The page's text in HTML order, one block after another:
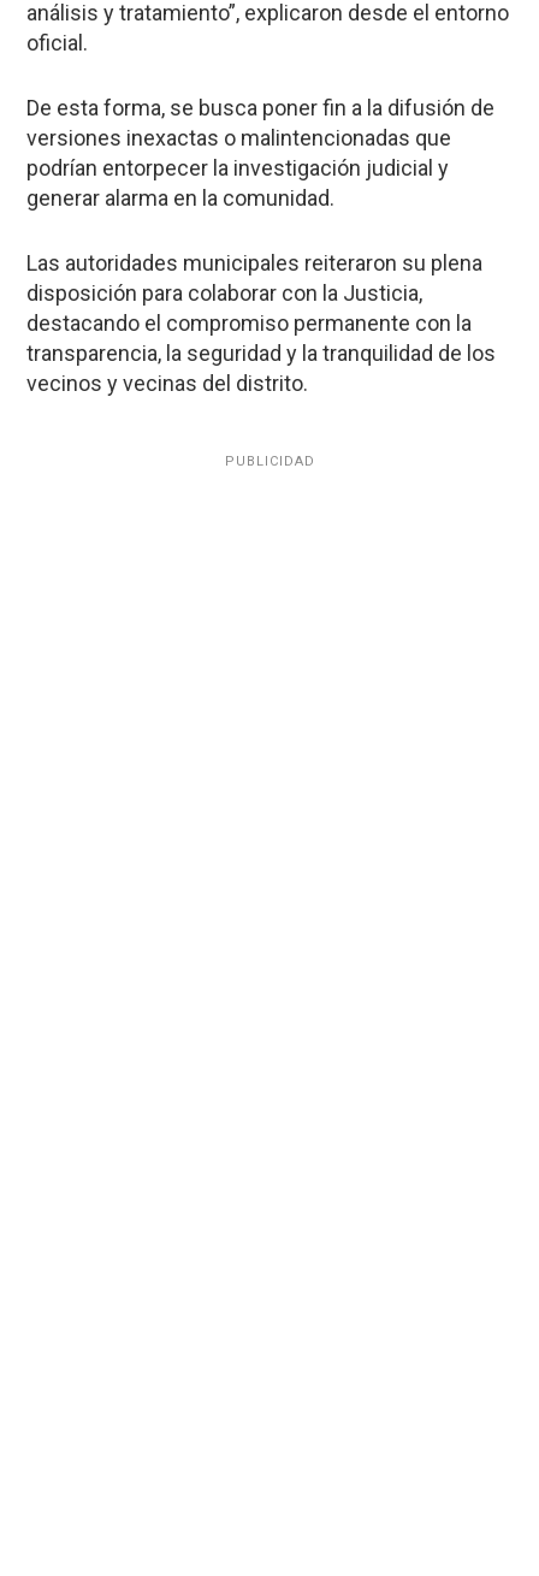
análisis y tratamiento”, explicaron desde el entorno
oficial.
De esta forma, se busca poner fin a la difusión de
versiones inexactas o malintencionadas que
podrían entorpecer la investigación judicial y
generar alarma en la comunidad.
Las autoridades municipales reiteraron su plena
disposición para colaborar con la Justicia,
destacando el compromiso permanente con la
transparencia, la seguridad y la tranquilidad de los
vecinos y vecinas del distrito.
PUBLICIDAD